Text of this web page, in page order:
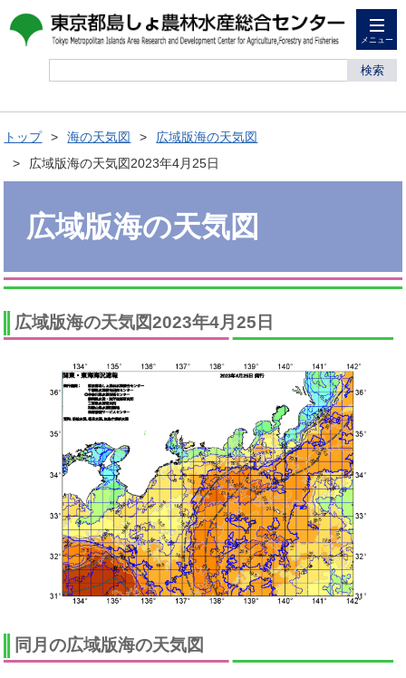
メニュー
検索
トップ 海の天気図
広域版海の天気図
広域版海の天気図2023年4月25日
広域版海の天気図
広域版海の天気図2023年4月25日
同月の広域版海の天気図